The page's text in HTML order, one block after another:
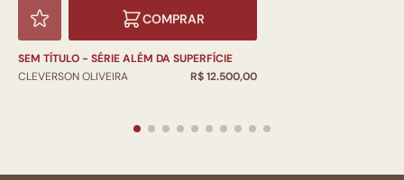
COMPRAR
SEM TÍTULO - SÉRIE ALÉM DA SUPERFÍCIE
CLEVERSON OLIVEIRA
R$ 12.500,00